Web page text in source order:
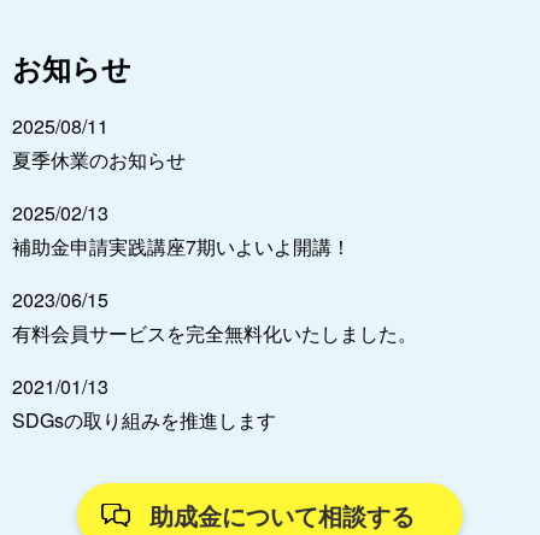
お知らせ
2025/08/11
夏季休業のお知らせ
2025/02/13
補助金申請実践講座7期いよいよ開講！
2023/06/15
有料会員サービスを完全無料化いたしました。
2021/01/13
SDGsの取り組みを推進します
助成金について相談する